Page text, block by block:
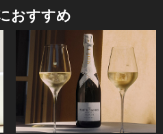
おすすめ